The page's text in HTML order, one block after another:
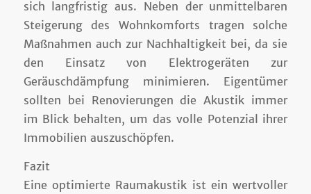
sich langfristig aus. Neben der unmittelbaren
Steigerung des Wohnkomforts tragen solche
Maßnahmen auch zur Nachhaltigkeit bei, da sie
den Einsatz von Elektrogeräten zur
Geräuschdämpfung minimieren. Eigentümer
sollten bei Renovierungen die Akustik immer
im Blick behalten, um das volle Potenzial ihrer
Immobilien auszuschöpfen.
Fazit
Eine optimierte Raumakustik ist ein wertvoller